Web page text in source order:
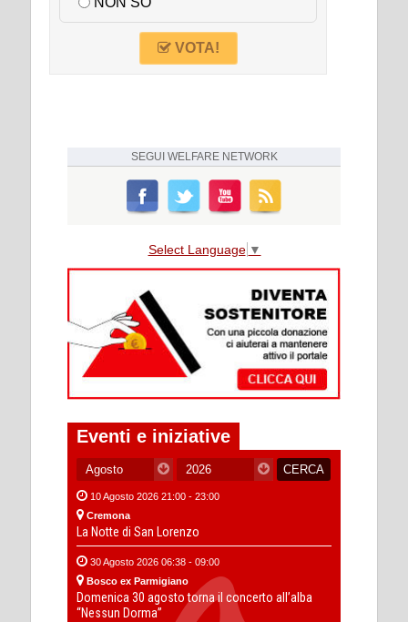
VOTA!
SEGUI WELFARE NETWORK
Select Language ▼
Eventi e iniziative
10 Agosto 2026 21:00 - 23:00
Cremona
La Notte di San Lorenzo
30 Agosto 2026 06:38 - 09:00
Bosco ex Parmigiano
Domenica 30 agosto torna il concerto all’alba
“Nessun Dorma”